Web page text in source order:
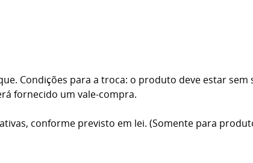
Condições para a troca: o produto deve estar sem
fornecido um vale-compra.
conforme previsto em lei. (Somente para